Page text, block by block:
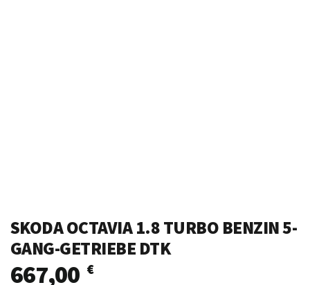
SKODA OCTAVIA 1.8 TURBO BENZIN 5-
GANG-GETRIEBE DTK
667,00 €